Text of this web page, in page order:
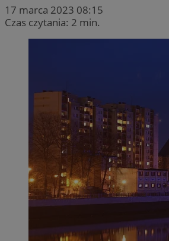
17 marca 2023 08:15
Czas czytania: 2 min.